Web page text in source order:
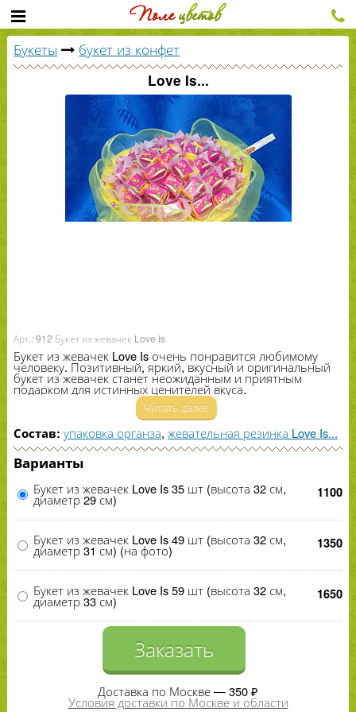
Букеты букет из конфет
Love Is...
Арт.: 912 Букет из жевачек Love Is
Букет из жевачек Love Is очень понравится любимому
человеку. Позитивный, яркий, вкусный и оригинальный
букет из жевачек станет неожиданным и приятным
подарком для истинных ценителей вкуса.
Читать далее
Состав: упаковка органза,жевательная резинка Love Is...
Варианты
Букет из жевачек Love Is 35 шт (высота 32 см,
диаметр 29 см) 1100
Букет из жевачек Love Is 49 шт (высота 32 см,
диаметр 31 см) (на фото) 1350
Букет из жевачек Love Is 59 шт (высота 32 см,
диаметр 33 см) 1650
Заказать
Доставка по Москве — 350 ₽
Условия доставки по Москве и области